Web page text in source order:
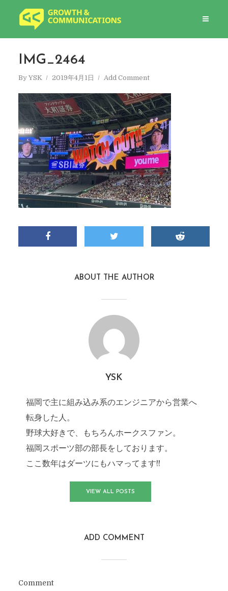
IMG_2464
By YSK 2019年4月1日 Add Comment
ABOUT THE AUTHOR
YSK
福岡で主に組み込み系のエンジニアから営業へ
転身した人。
野球大好きで、もちろんホークスファン。
福岡スポーツ部の部長をしております。
ここ数年はダーツにもハマってます!!
VIEW ALL POSTS
ADD COMMENT
Comment